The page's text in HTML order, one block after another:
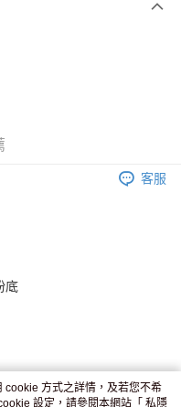
客服
底
cookie 方式之詳情，及若您不希
設定，請參閱本網站「 私隱